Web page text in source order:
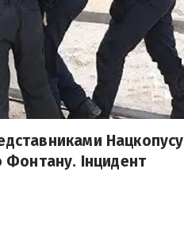
Нацкопусу
Фонтану. Інцидент